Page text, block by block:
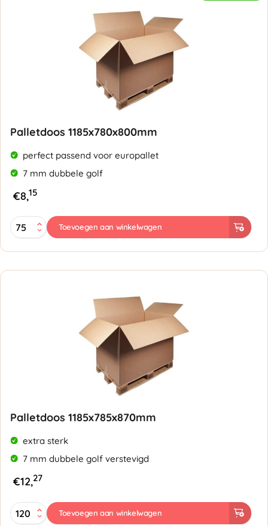
Palletdoos 1185x780x800mm
perfect passend voor europallet
7 mm dubbele golf
€8,15
Palletdoos
1185x780x800mm
golf
Toevoegen aan winkelwagen
Palletdoos 1185x785x870mm
extra sterk
7 mm dubbele golf verstevigd
€12,27
Palletdoos
1185x785x870mm
Toevoegen aan winkelwagen